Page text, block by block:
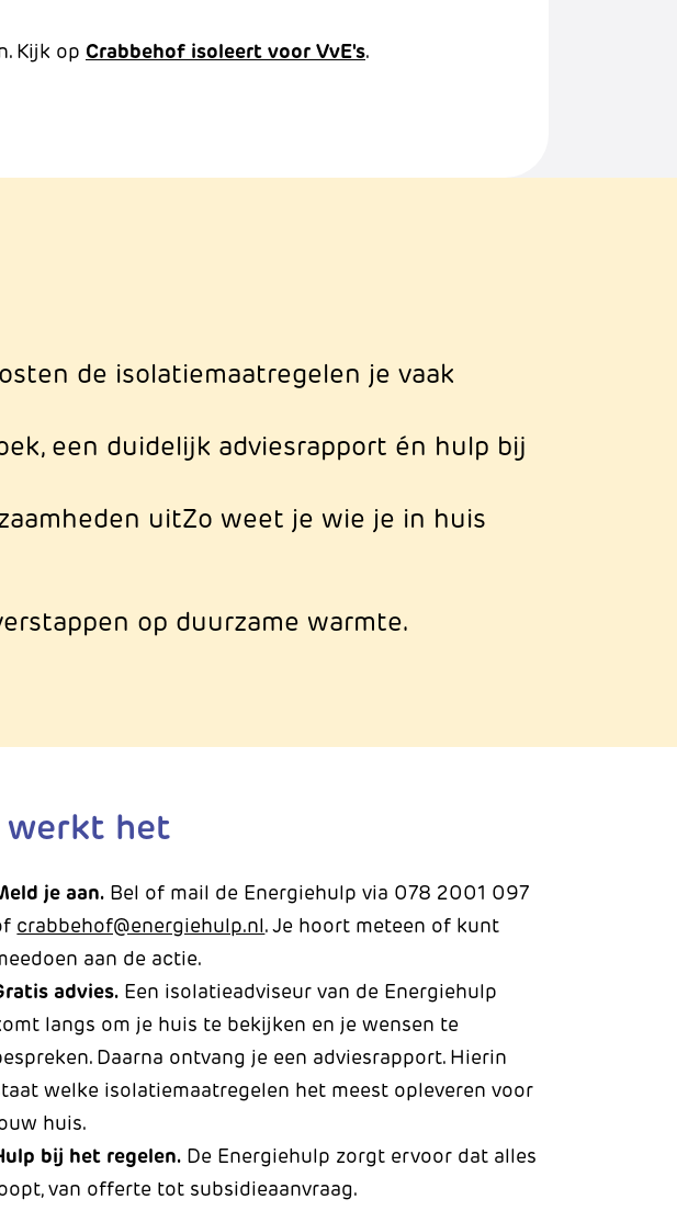
Kijk op Crabbehof isoleert voor VvE's.
de isolatiemaatregelen je vaak
een duidelijk adviesrapport én hulp bij
uitZo weet je wie je in huis
op duurzame warmte.
werkt het
je aan. Bel of mail de Energiehulp via 078 2001 097
crabbehof@energiehulp.nl. Je hoort meteen of kunt
aan de actie.
advies. Een isolatieadviseur van de Energiehulp
langs om je huis te bekijken en je wensen te
Daarna ontvang je een adviesrapport. Hierin
welke isolatiemaatregelen het meest opleveren voor
huis.
bij het regelen. De Energiehulp zorgt ervoor dat alles
van offerte tot subsidieaanvraag.